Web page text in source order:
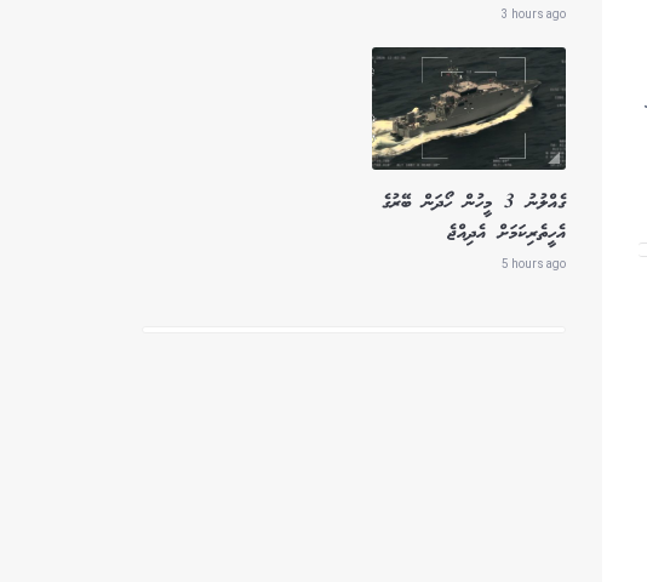
3 hours ago
ގެއްލުނު 3 މީހުން ހޯދަން ބޭރުގެ
އެހީތެރިކަމަށް އެދިއްޖެ
5 hours ago